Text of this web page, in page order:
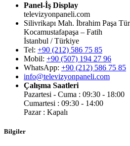
Panel-İş Display
televizyonpaneli.com
Silivrikapı Mah. İbrahim Paşa
Kocamustafapaşa – Fatih
İstanbul / Türkiye
Tel: +90 (212) 586 75 85
Mobil: +90 (507) 194 27 96
WhatsApp: +90 (212) 586 75 85
info@televizyonpaneli.com
Çalışma Saatleri
Pazartesi - Cuma : 09:30 - 18:00
Cumartesi : 09:30 - 14:00
Pazar : Kapalı
Bilgiler